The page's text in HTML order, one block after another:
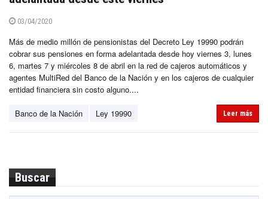
03/04/2020
Más de medio millón de pensionistas del Decreto Ley 19990 podrán
cobrar sus pensiones en forma adelantada desde hoy viernes 3, lunes
6, martes 7 y miércoles 8 de abril en la red de cajeros automáticos y
agentes MultiRed del Banco de la Nación y en los cajeros de cualquier
entidad financiera sin costo alguno....
Banco de la Nación Ley 19990 Leer más
Buscar